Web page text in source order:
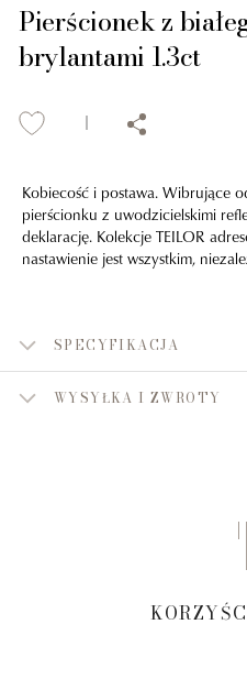
Pierścionek z
brylantami 1.3ct
Kobiecość i postawa. Wibrujące
pierścionku z uwodzicielskimi
deklarację. Kolekcje TEILOR
nastawienie jest wszystkim,
SPECYFIKACJA
WYSYŁKA I ZWROTY